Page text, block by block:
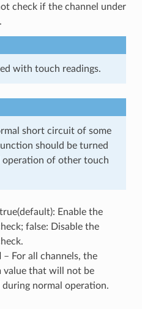
check if the channel under
with touch readings.
short circuit of some
should be turned
operation of other touch
Enable the
false: Disable the
– For all channels, the
value that will not be
during normal operation.